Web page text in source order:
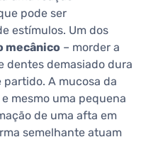
pode ser
estímulos. Um dos
mecânico – morder a
dentes demasiado dura
A mucosa da
mesmo uma pequena
de uma afta em
semelhante atuam